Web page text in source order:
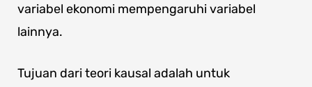
variabel ekonomi mempengaruhi variabel
lainnya.
Tujuan dari teori kausal adalah untuk